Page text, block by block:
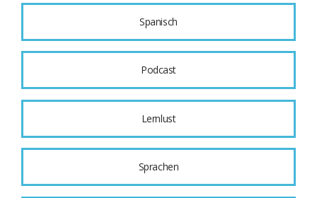
Spanisch
Podcast
Lernlust
Sprachen